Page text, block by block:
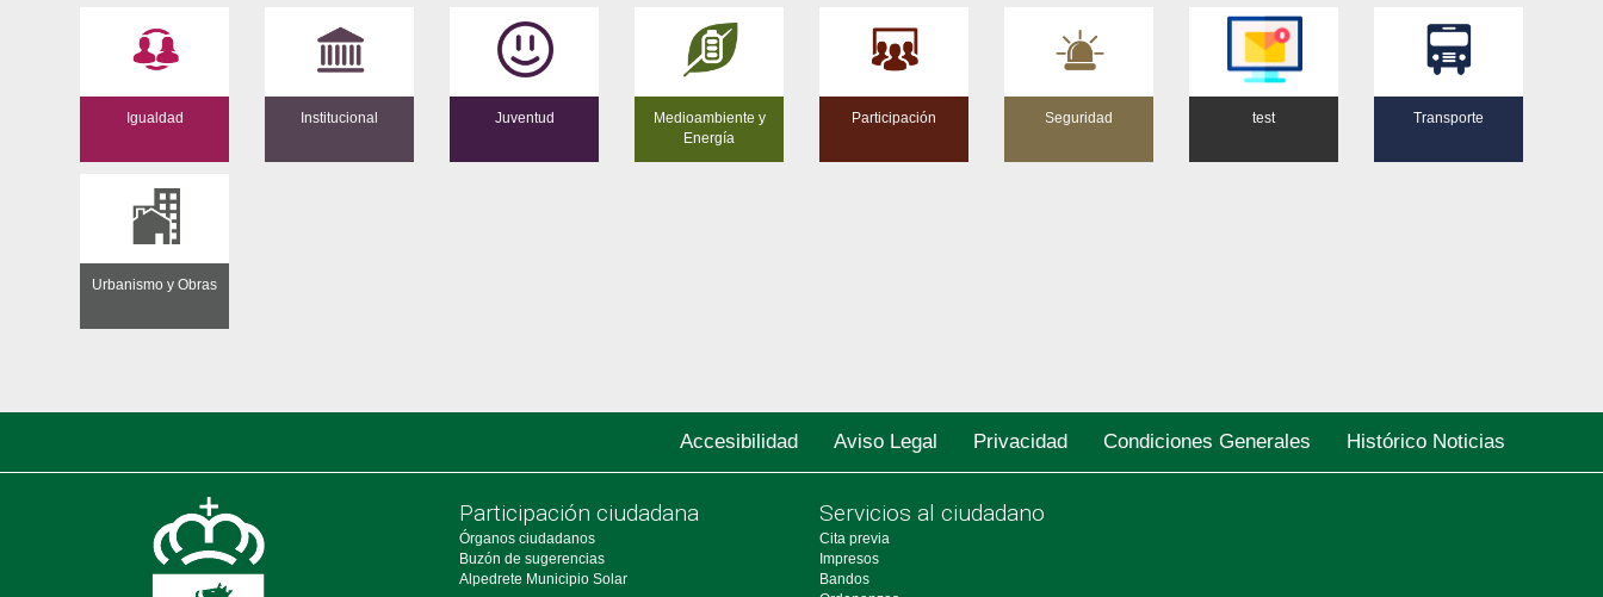
Igualdad Institucional Juventud
Medioambiente y
Energía
Participación Seguridad test Transporte
Urbanismo y Obras
Accesibilidad Aviso Legal Privacidad Condiciones Generales Histórico Noticias
Participación ciudadana
Órganos ciudadanos
Buzón de sugerencias
Alpedrete Municipio Solar
Servicios al ciudadano
Cita previa
Impresos
Bandos